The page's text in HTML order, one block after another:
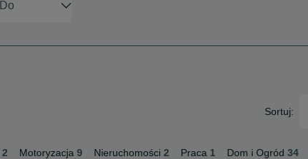
Sortuj:
2 Motoryzacja 9 Nieruchomości 2 Praca 1 Dom i Ogród 34